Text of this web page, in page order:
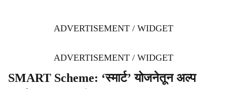
ADVERTISEMENT / WIDGET
ADVERTISEMENT / WIDGET
SMART Scheme: ‘स्मार्ट’ योजनेतून अल्प